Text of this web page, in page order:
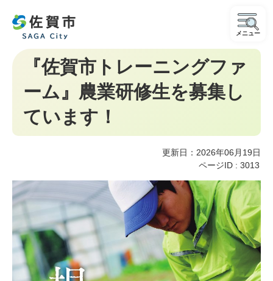
メニュー
『佐賀市トレーニングファ
ーム』農業研修生を募集し
ています！
更新日：2026年06月19日
ページID : 3013